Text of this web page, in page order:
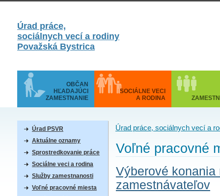
Úrad práce,
sociálnych vecí a rodiny
Považská Bystrica
OBČAN
HĽADAJÚCI
ZAMESTNANIE
SOCIÁLNE VECI
A RODINA
Úrad PSVR
Aktuálne oznamy
Sprostredkovanie práce
Sociálne veci a rodina
Služby zamestnanosti
Voľné pracovné miesta
Úrad práce, sociálnych vecí a
Voľné pracovné
Výberové konania
zamestnávateľov